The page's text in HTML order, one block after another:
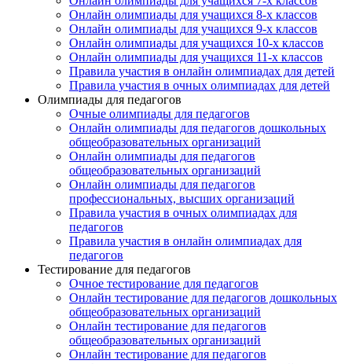
Онлайн олимпиады для учащихся 8-х классов
Онлайн олимпиады для учащихся 9-х классов
Онлайн олимпиады для учащихся 10-х классов
Онлайн олимпиады для учащихся 11-х классов
Правила участия в онлайн олимпиадах для детей
Правила участия в очных олимпиадах для детей
Олимпиады для педагогов
Очные олимпиады для педагогов
Онлайн олимпиады для педагогов дошкольных
общеобразовательных организаций
Онлайн олимпиады для педагогов
общеобразовательных организаций
Онлайн олимпиады для педагогов
профессиональных, высших организаций
Правила участия в очных олимпиадах для
педагогов
Правила участия в онлайн олимпиадах для
педагогов
Тестирование для педагогов
Очное тестирование для педагогов
Онлайн тестирование для педагогов дошкольных
общеобразовательных организаций
Онлайн тестирование для педагогов
общеобразовательных организаций
Онлайн тестирование для педагогов